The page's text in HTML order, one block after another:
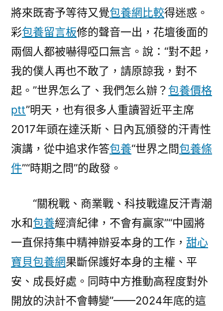
將來既寄予等待又覺包養網比較得迷惑。
彩包養留言板修的聲音一出，花壇後面的
兩個人都被嚇得啞口無言。說：“對不起，
我的僕人再也不敢了，請原諒我，對不
起。”世界怎么了、我們怎么辦？ 包養價格
ptt”明天，也有很多人重讀習近平主席
2017年頭在達沃斯、日內瓦頒發的汗青性
演講，從中追求作答包養“世界之問包養條
件”“時期之問”的啟發。
“關稅戰、商業戰、科技戰違反汗青潮
水和包養經濟紀律，不會有贏家”“中國將
一直保持集中精神辦妥本身的工作， 甜心
寶貝包養網果斷保護好本身的主權、平
安、成長好處。同時中方推動高程度對外
開放的決計不會轉變”——2024年底的這